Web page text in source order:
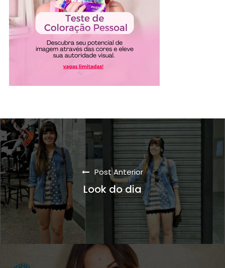
Post Anterior
Look do dia